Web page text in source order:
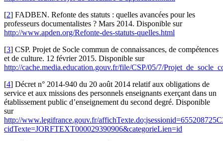
[2] FADBEN. Refonte des statuts : quelles avancées pour les
professeurs documentalistes ? Mars 2014. Disponible sur
http://www.apden.org/Refonte-des-statuts-quelles.html
[3] CSP. Projet de Socle commun de connaissances, de compétences
et de culture. 12 février 2015. Disponible sur
http://cache.media.education.gouv.fr/file/CSP/05/7/
[4] Décret n° 2014-940 du 20 août 2014 relatif aux obligations de
service et aux missions des personnels enseignants exerçant dans un
établissement public d’enseignement du second degré. Disponible
sur
http://www.legifrance.gouv.fr/
cidTexte=JORFTEXT000029390906&categorieLien=id